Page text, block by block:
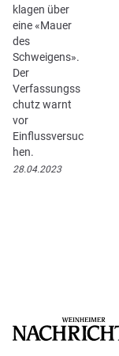
klagen über
eine «Mauer
des
Schweigens».
Der
Verfassungss
chutz warnt
vor
Einflussversuc
hen.
28.04.2023